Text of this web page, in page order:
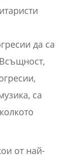
да са
са
от най-